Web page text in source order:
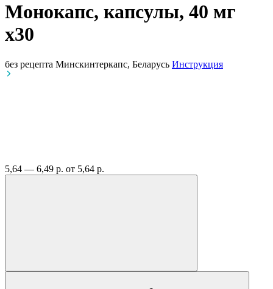
Монокапс, капсулы, 40 мг
x30
без рецепта Минскинтеркапс, Беларусь Инструкция
5,64 — 6,49 р. от 5,64 р.